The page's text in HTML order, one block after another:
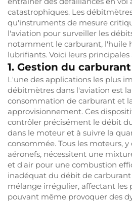
catastrophiques. Les
qu'instruments de mesure
l'aviation pour surveiller les
notamment le carburant, l'huile
lubrifiants. Voici leurs
1. Gestion du carburant
L'une des applications les plus
débitmètres dans l'aviation est
consommation de carburant et
approvisionnement. Ces
contrôler précisément le débit
dans le moteur et à suivre la
consommée. Tous les moteurs,
aéronefs, nécessitent une
et d'air pour une combustion
inadéquat du débit de
mélange irrégulier, affectant les
pouvant même provoquer des